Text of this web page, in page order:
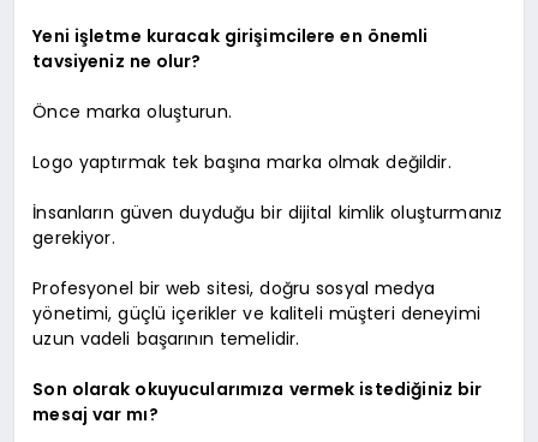
Yeni işletme kuracak girişimcilere en önemli
tavsiyeniz ne olur?
Önce marka oluşturun.
Logo yaptırmak tek başına marka olmak değildir.
İnsanların güven duyduğu bir dijital kimlik oluşturmanız
gerekiyor.
Profesyonel bir web sitesi, doğru sosyal medya
yönetimi, güçlü içerikler ve kaliteli müşteri deneyimi
uzun vadeli başarının temelidir.
Son olarak okuyucularımıza vermek istediğiniz bir
mesaj var mı?